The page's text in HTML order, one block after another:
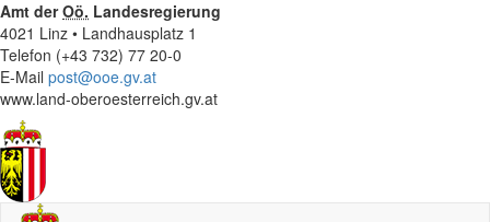
Amt derOö. Landesregierung
4021 Linz • Landhausplatz 1
Telefon (+43 732) 77 20-0
E-Mail post@ooe.gv.at
www.land-oberoesterreich.gv.at